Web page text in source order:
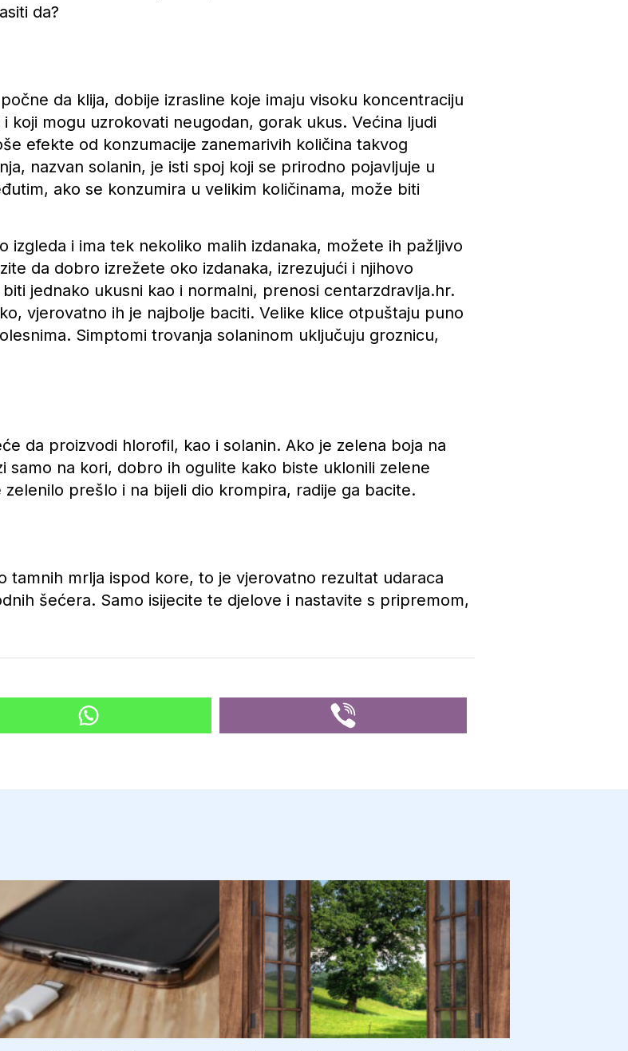
da?
da klija, dobije izrasline koje imaju visoku koncentraciju
koji mogu uzrokovati neugodan, gorak ukus. Većina ljudi
efekte od konzumacije zanemarivih količina takvog
nazvan solanin, je isti spoj koji se prirodno pojavljuje u
ako se konzumira u velikim količinama, može biti
i ima tek nekoliko malih izdanaka, možete ih pažljivo
da dobro izrežete oko izdanaka, izrezujući i njihovo
jednako ukusni kao i normalni, prenosi centarzdravlja.hr.
vjerovatno ih je najbolje baciti. Velike klice otpuštaju puno
Simptomi trovanja solaninom uključuju groznicu,
da proizvodi hlorofil, kao i solanin. Ako je zelena boja na
samo na kori, dobro ih ogulite kako biste uklonili zelene
prešlo i na bijeli dio krompira, radije ga bacite.
tamnih mrlja ispod kore, to je vjerovatno rezultat udaraca
šećera. Samo isijecite te djelove i nastavite s pripremom,